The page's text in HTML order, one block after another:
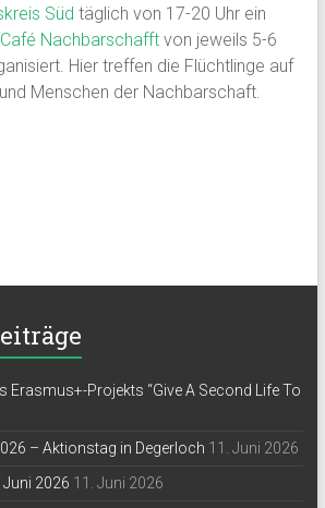
Süd täglich von 17-20 Uhr ein
Nachbarschafftvon jeweils 5-6
Hier treffen die Flüchtlinge auf
Menschen der Nachbarschaft.
Erasmus+-Projekts “Give A Second Life To
– Aktionstag in Degerloch 11. Juni 2026
2026 11. Juni 2026